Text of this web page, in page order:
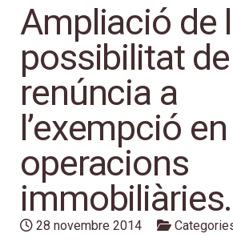
Ampliació de
possibilitat
renúncia a
l’exempció en
operacions
immobiliàries.
28 novembre 2014